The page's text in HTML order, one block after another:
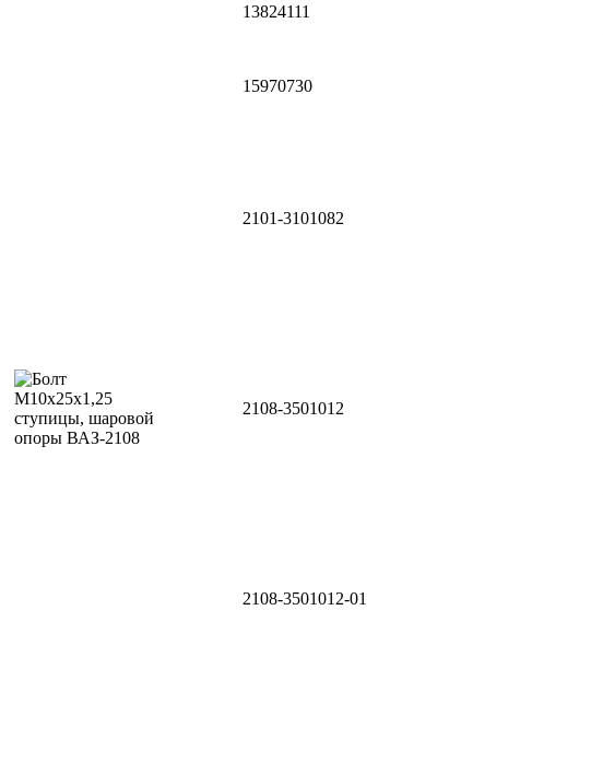
13824111
15970730
2101-3101082
2108-3501012
2108-3501012-01